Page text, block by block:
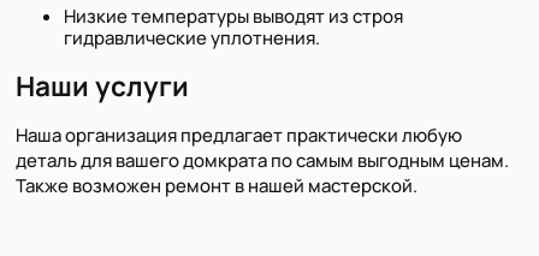
Низкие температуры выводят из строя
гидравлические уплотнения.
Наши услуги
Наша организация предлагает практически любую
деталь для вашего домкрата по самым выгодным ценам.
Также возможен ремонт в нашей мастерской.